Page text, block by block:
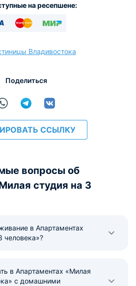
на ресепшене:
Владивостока
Поделиться
ССЫЛКУ
вопросы об
студия на 3
в Апартаментах
человека»?
в Апартаментах «Милая
с домашними